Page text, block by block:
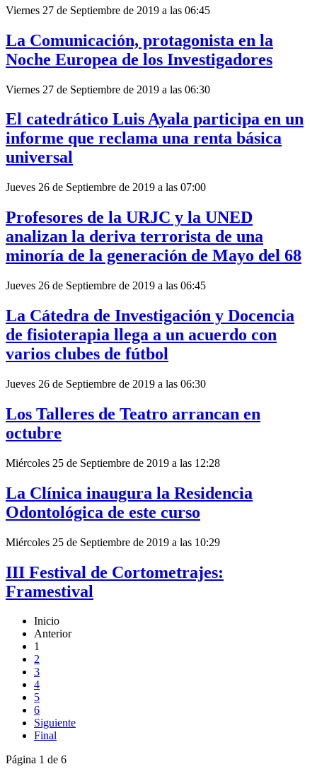
Viernes 27 de Septiembre de 2019 a las 06:45
La Comunicación, protagonista en la
Noche Europea de los Investigadores
Viernes 27 de Septiembre de 2019 a las 06:30
El catedrático Luis Ayala participa en un
informe que reclama una renta básica
universal
Jueves 26 de Septiembre de 2019 a las 07:00
Profesores de la URJC y la UNED
analizan la deriva terrorista de una
minoría de la generación de Mayo del 68
Jueves 26 de Septiembre de 2019 a las 06:45
La Cátedra de Investigación y Docencia
de fisioterapia llega a un acuerdo con
varios clubes de fútbol
Jueves 26 de Septiembre de 2019 a las 06:30
Los Talleres de Teatro arrancan en
octubre
Miércoles 25 de Septiembre de 2019 a las 12:28
La Clínica inaugura la Residencia
Odontológica de este curso
Miércoles 25 de Septiembre de 2019 a las 10:29
III Festival de Cortometrajes:
Framestival
Inicio
Anterior
1
2
3
4
5
6
Siguiente
Final
Página 1 de 6